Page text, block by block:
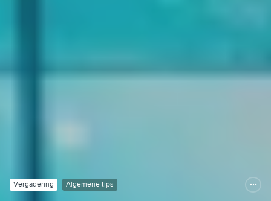
Vergadering Algemene tips